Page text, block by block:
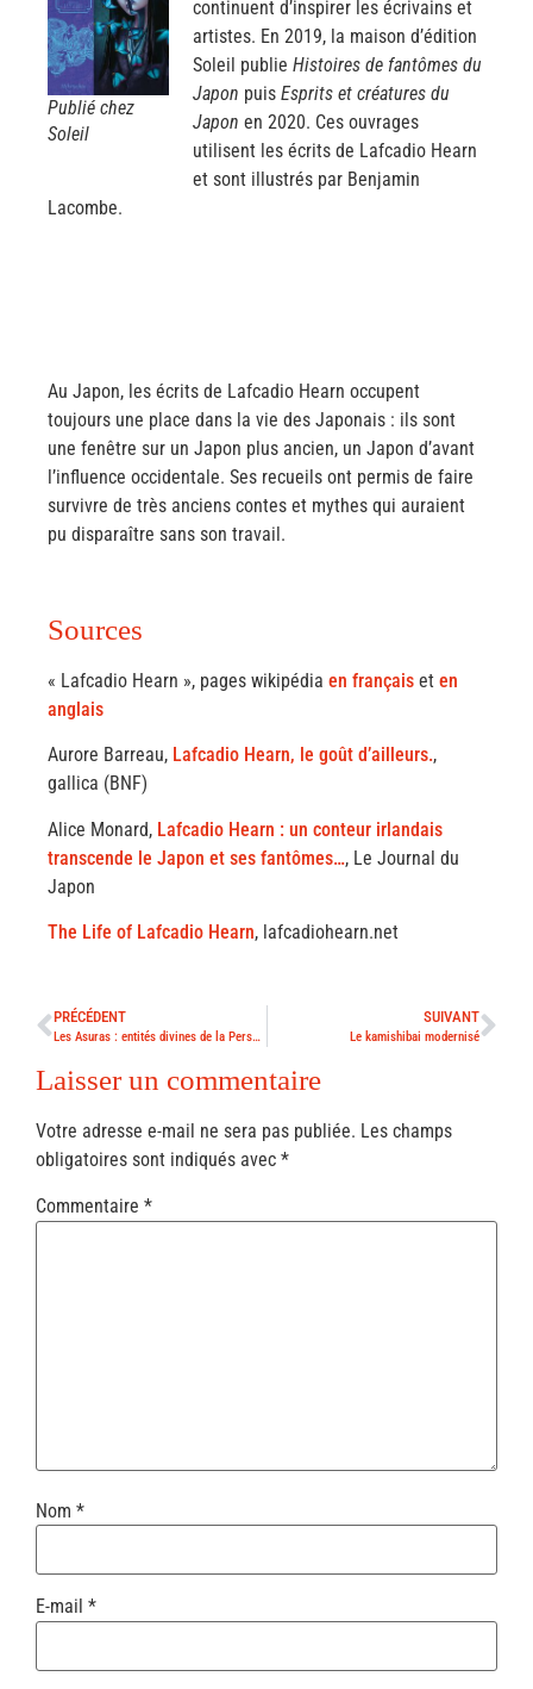
Publié chez
Soleil
continuent d’inspirer les écrivains et
artistes. En 2019, la maison d’édition
Soleil publie Histoires de fantômes du
Japon puis Esprits et créatures du
Japon en 2020. Ces ouvrages
utilisent les écrits de Lafcadio Hearn
et sont illustrés par Benjamin
Lacombe.
Au Japon, les écrits de Lafcadio Hearn occupent
toujours une place dans la vie des Japonais : ils sont
une fenêtre sur un Japon plus ancien, un Japon d’avant
l’influence occidentale. Ses recueils ont permis de faire
survivre de très anciens contes et mythes qui auraient
pu disparaître sans son travail.
Sources
« Lafcadio Hearn », pages wikipédia en français et en
anglais
Aurore Barreau, Lafcadio Hearn, le goût d’ailleurs.,
gallica (BNF)
Alice Monard, Lafcadio Hearn : un conteur irlandais
transcende le Japon et ses fantômes…, Le Journal du
Japon
The Life of Lafcadio Hearn, lafcadiohearn.net
PRÉCÉDENT
Les Asuras : entités divines de la Perse au Japon
SUIVANT
Le kamishibai modernisé
Laisser un commentaire
Votre adresse e-mail ne sera pas publiée. Les champs
obligatoires sont indiqués avec *
Commentaire *
Nom *
E-mail *